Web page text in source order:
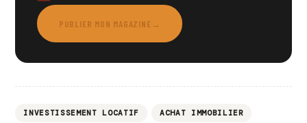
PUBLIER MON MAGAZINE →
INVESTISSEMENT LOCATIF ACHAT IMMOBILIER